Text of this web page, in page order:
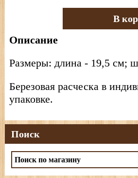
В
Описание
Размеры: длина - 19,5 см;
Березовая расческа в
упаковке.
Поиск